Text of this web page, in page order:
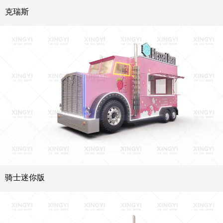
克瑞斯
骑士迷你版